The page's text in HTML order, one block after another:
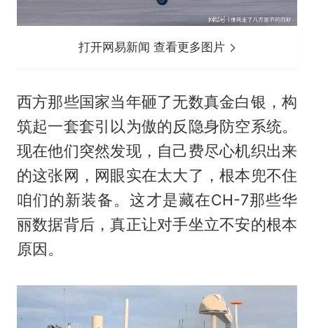
打开网易新闻 查看更多图片
西方那些国家当年砸了无数真金白银，构
筑起一套套引以为傲的反隐身防空系统。
现在他们突然发现，自己费尽心机织出来
的这张网，网眼实在太大了，根本兜不住
咱们的新装备。这才是藏在CH-7那些华
丽数据背后，真正让对手坐立不安的根本
原因。